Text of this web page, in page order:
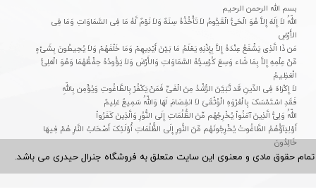
تمام حقوق مادی و معنوی این سایت متعلق به فروشگاه جنرال حیدری می باشد.​​​​​​​
بسم الله الرحمن الرحیم
اللّهُ لاَ إِلَهَ إِلاَّ هُوَ الْحَیُّ الْقَیُّومُ لاَ تَأْخُذُهُ سِنَهٌ وَلاَ نَوْمٌ لَّهُ مَا فِی السَّمَاوَاتِ وَمَا فِی
الأَرْضِ
مَن ذَا الَّذِی یَشْفَعُ عِنْدَهُ إِلاَّ بِإِذْنِهِ یَعْلَمُ مَا بَیْنَ أَیْدِیهِمْ وَمَا خَلْفَهُمْ وَلاَ یُحِیطُونَ بِشَیْءٍ
مِّنْ عِلْمِهِ إِلاَّ بِمَا شَاء وَسِعَ کُرْسِیُّهُ السَّمَاوَاتِ وَالأَرْضَ وَلاَ یَؤُودُهُ حِفْظُهُمَا وَهُوَ الْعَلِیُّ
الْعَظِیمُ
لاَ إِکْرَاهَ فِی الدِّینِ قَد تَّبَیَّنَ الرُّشْدُ مِنَ الْغَیِّ فَمَنْ یَکْفُرْ بِالطَّاغُوتِ وَیُؤْمِن بِاللّهِ
فَقَدِ اسْتَمْسَکَ بِالْعُرْوَهِ الْوُثْقَىَ لاَ انفِصَامَ لَهَا وَاللّهُ سَمِیعٌ عَلِیمٌ
اللّهُ وَلِیُّ الَّذِینَ آمَنُواْ یُخْرِجُهُم مِّنَ الظُّلُمَاتِ إِلَى النُّوُرِ وَالَّذِینَ کَفَرُواْ
أَوْلِیَآؤُهُمُ الطَّاغُوتُ یُخْرِجُونَهُم مِّنَ النُّورِ إِلَى الظُّلُمَاتِ أُوْلَئِکَ أَصْحَابُ النَّارِ هُمْ فِیهَا
خَالِدُونَ